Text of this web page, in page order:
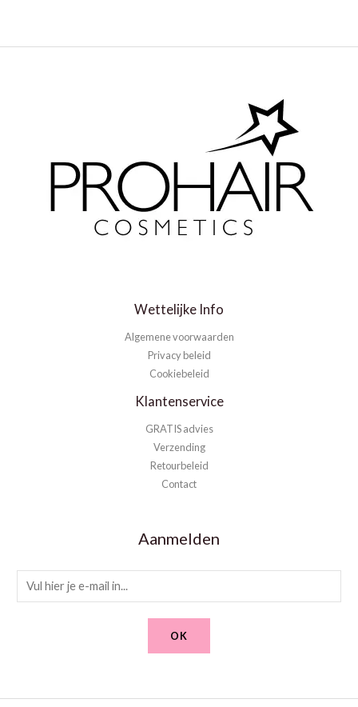
Wettelijke Info
Algemene voorwaarden
Privacy beleid
Cookiebeleid
Klantenservice
GRATIS advies
Verzending
Retourbeleid
Contact
Aanmelden
m
OK